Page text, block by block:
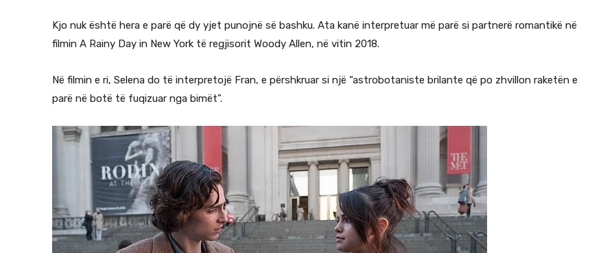
Kjo nuk është hera e parë që dy yjet punojnë së bashku. Ata kanë interpretuar më parë si partnerë romantikë në
filmin A Rainy Day in New York të regjisorit Woody Allen, në vitin 2018.
Në filmin e ri, Selena do të interpretojë Fran, e përshkruar si një “astrobotaniste brilante që po zhvillon raketën e
parë në botë të fuqizuar nga bimët”.